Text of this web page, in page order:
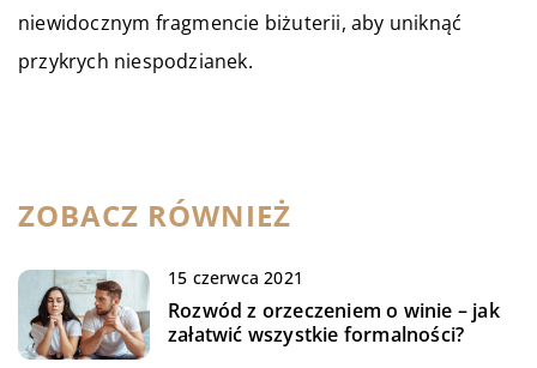
niewidocznym fragmencie biżuterii, aby uniknąć
przykrych niespodzianek.
ZOBACZ RÓWNIEŻ
15 czerwca 2021
Rozwód z orzeczeniem o winie – jak
załatwić wszystkie formalności?